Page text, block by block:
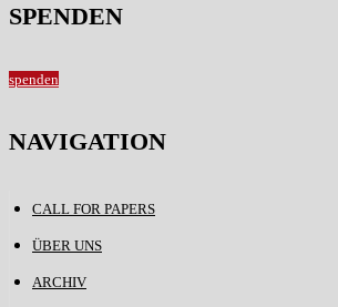
SPENDEN
spenden
NAVIGATION
CALL FOR PAPERS
ÜBER UNS
ARCHIV